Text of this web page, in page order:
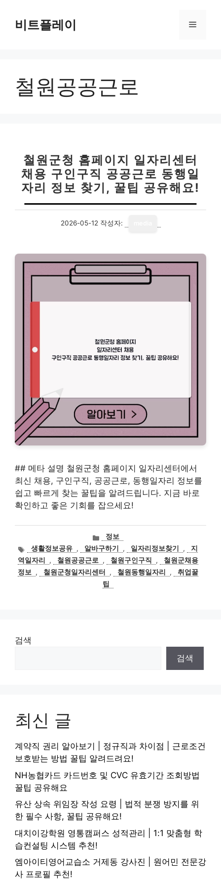
비트플레이 메
철원공공근로
철원군청 홈페이지 일자리센터
채용 구인구직 공공근로 동행일
자리 정보 찾기, 꿀팁 공유해요!
2026-05-12 작성자:
## 메타 설명 철원군청 홈페이지 일자리센터에서
최신 채용, 구인구직, 공공근로, 동행일자리 정보를
쉽고 빠르게 찾는 꿀팁을 알려드립니다. 지금 바로
확인하고 좋은 기회를 잡으세요!
카
테
고
리
정보
태
그
생활정보공유 , 알바구하기 , 일자리정보찾기 ,
지
역일자리
, 철원공공근로 , 철원구인구직 ,
철원군채용
정보
, 철원군청일자리센터 , 철원동행일자리 ,
취업꿀
팁
검색
검색
최신 글
계약직 권리 알아보기 | 정규직과 차이점 | 근로조건
보호받는 방법 꿀팁 알려드려요!
NH농협카드 카드번호 및 CVC 유효기간 조회방법
꿀팁 공유해요
유산 상속 위임장 작성 요령 | 법적 분쟁 방지를 위
한 필수 사항, 꿀팁 공유해요!
대치이강학원 영통캠퍼스 성적관리 | 1:1 맞춤형 학
습컨설팅 시스템 추천!
엠아이티영어교습소 거제동 강사진 | 원어민 전문강
사 프로필 추천!